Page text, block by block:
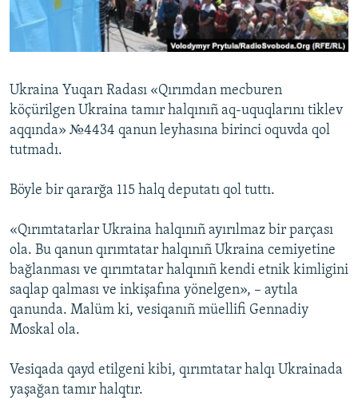
Русский
Українською
QOŞULIÑIZ!
Ukraina Yuqarı Radası «Qırımdan mecburen
köçürilgen Ukraina tamır halqınıñ aq-uquqlarını tiklev
aqqında» №4434 qanun leyhasına birinci oquvda qol
tutmadı.
Böyle bir qararğa 115 halq deputatı qol tuttı.
«Qırımtatarlar Ukraina halqınıñ ayırılmaz bir parçası
ola. Bu qanun qırımtatar halqınıñ Ukraina cemiyetine
bağlanması ve qırımtatar halqınıñ kendi etnik kimligini
saqlap qalması ve inkişafına yönelgen», – aytıla
qanunda. Malüm ki, vesiqanıñ müellifi Gennadiy
Moskal ola.
Vesiqada qayd etilgeni kibi, qırımtatar halqı Ukrainada
yaşağan tamır halqtır.